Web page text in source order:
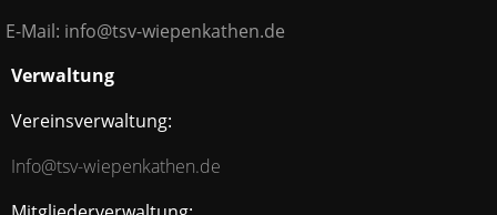
E-Mail: info@tsv-wiepenkathen.de
Verwaltung
Vereinsverwaltung:
Info@tsv-wiepenkathen.de